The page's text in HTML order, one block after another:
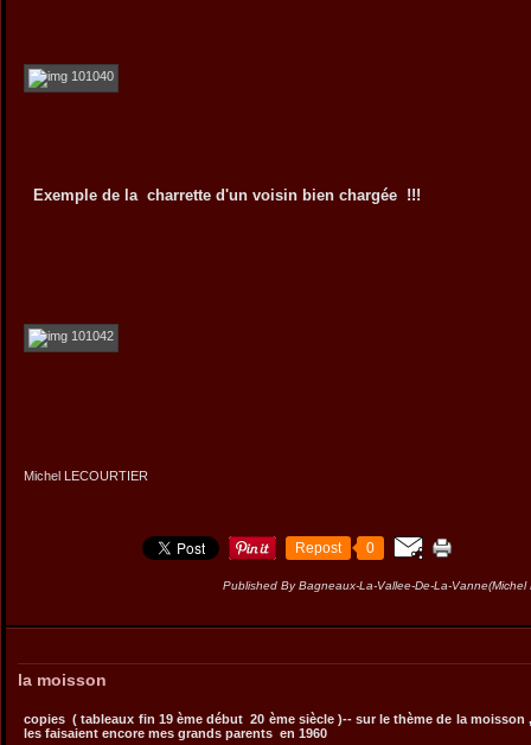
Exemple de la charrette d'un voisin bien chargée !!!
Michel LECOURTIER
Repost 0
Published By Bagneaux-La-Vallee-De-La-Vanne(Michel
la moisson
copies ( tableaux fin 19 ème début 20 ème siècle )-- sur le thème de la
les faisaient encore mes grands parents en 1960